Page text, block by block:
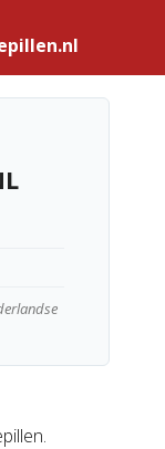
a
t